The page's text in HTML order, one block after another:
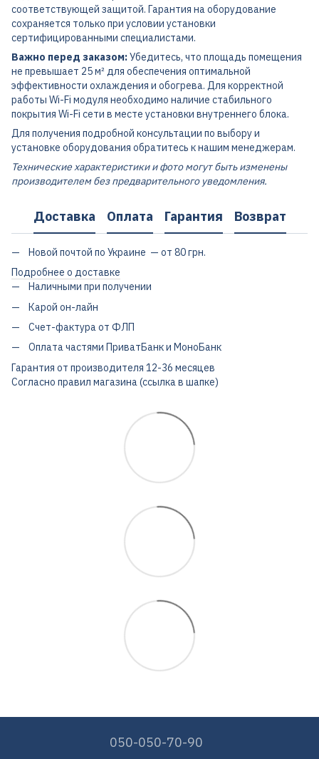
соответствующей защитой. Гарантия на оборудование
сохраняется только при условии установки
сертифицированными специалистами.
Важно перед заказом:Убедитесь, что площадь помещения
не превышает 25 м² для обеспечения оптимальной
эффективности охлаждения и обогрева. Для корректной
работы Wi-Fi модуля необходимо наличие стабильного
покрытия Wi-Fi сети в месте установки внутреннего блока.
Для получения подробной консультации по выбору и
установке оборудования обратитесь к нашим менеджерам.
Технические характеристики и фото могут быть изменены
производителем без предварительного уведомления.
Доставка Оплата Гарантия Возврат
Новой почтой по Украине — от 80 грн.
Подробнее о доставке
Наличными при получении
Карой он-лайн
Счет-фактура от ФЛП
Оплата частями ПриватБанк и МоноБанк
Гарантия от производителя 12-36 месяцев
Согласно правил магазина (ссылка в шапке)
050-050-70-90